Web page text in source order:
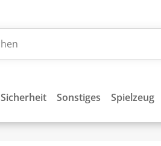
Sicherheit Sonstiges Spielzeug